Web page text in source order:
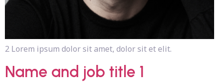
2 Lorem ipsum dolor sit amet, dolor sit et elit.
Name and job title 1